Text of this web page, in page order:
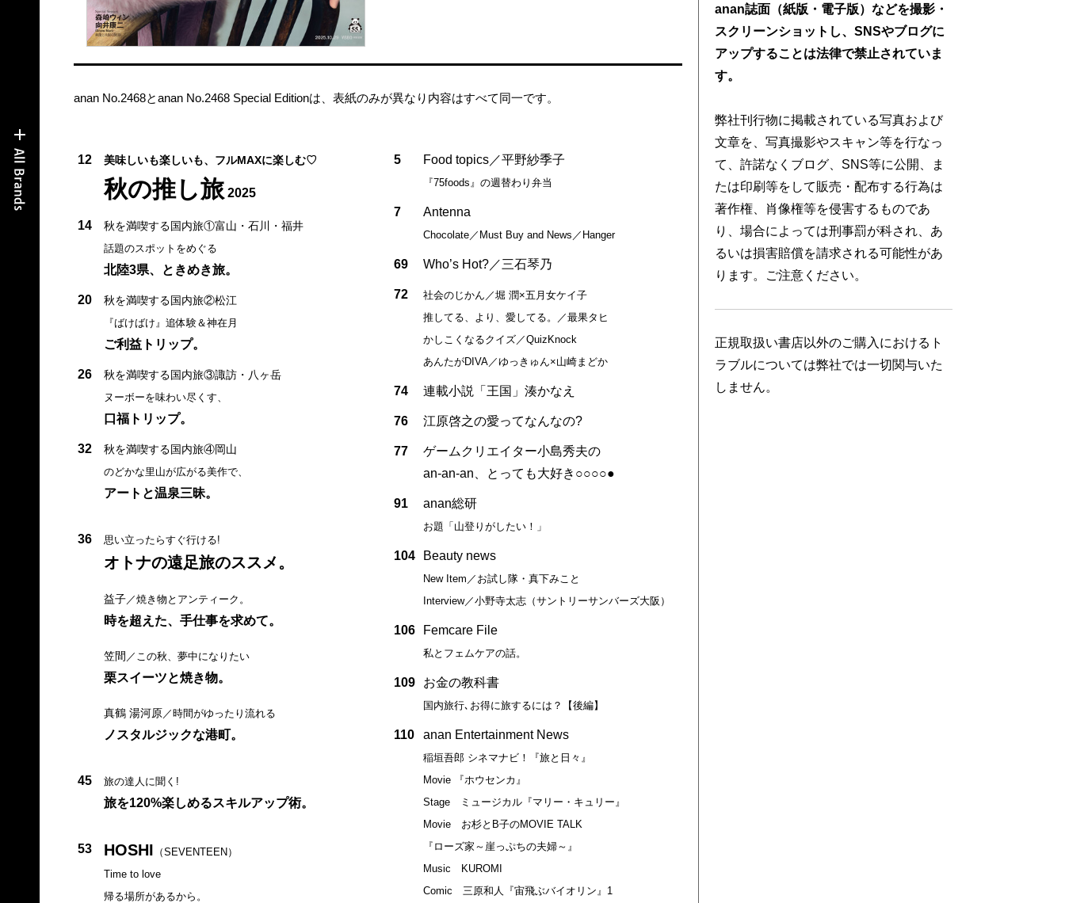
anan No.2468とanan No.2468 Special Editionは、表紙のみが異なり内容はすべて同一です。
12 美味しいも楽しいも、フルMAXに楽しむ♡
秋の推し旅 2025
14 秋を満喫する国内旅①富山・石川・福井
話題のスポットをめぐる
北陸3県、ときめき旅。
20 秋を満喫する国内旅②松江
『ばけばけ』追体験＆神在月
ご利益トリップ。
26 秋を満喫する国内旅③諏訪・八ヶ岳
ヌーボーを味わい尽くす、
口福トリップ。
32 秋を満喫する国内旅④岡山
のどかな里山が広がる美作で、
アートと温泉三昧。
36 思い立ったらすぐ行ける!
オトナの遠足旅のススメ。
益子／焼き物とアンティーク。
時を超えた、手仕事を求めて。
笠間 ／この秋、夢中になりたい
栗スイーツと焼き物。
真鶴 湯河原／時間がゆったり流れる
ノスタルジックな港町。
45 旅の達人に聞く!
旅を120%楽しめるスキルアップ術。
53 HOSHI （SEVENTEEN）
Time to love
帰る場所があるから。
5 Food topics／平野紗季子
『75foods』の週替わり弁当
7 Antenna
Chocolate／Must Buy and News／Hanger
69 Who’s Hot?／三石琴乃
72
社会のじかん／堀 潤×五月女ケイ子
推してる、より、愛してる。／最果タヒ
かしこくなるクイズ／QuizKnock
あんたがDIVA／ゆっきゅん×山崎まどか
74 連載小説「王国」湊かなえ
76 江原啓之の愛ってなんなの?
77
ゲームクリエイター小島秀夫の
an-an-an、とっても大好き○○○○●
91 anan総研
お題「山登りがしたい！」
104 Beauty news
New Item／お試し隊・真下みこと
Interview／小野寺太志（サントリーサンバーズ大阪）
106 Femcare File
私とフェムケアの話。
109 お金の教科書
国内旅行､お得に旅するには？【後編】
110 anan Entertainment News
稲垣吾郎 シネマナビ！『旅と日々』
Movie 『ホウセンカ』
Stage ミュージカル『マリー・キュリー』
Movie お杉とB子のMOVIE TALK
『ローズ家～崖っぷちの夫婦～』
Music KUROMI
Comic 三原和人『宙飛ぶバイオリン』1
anan誌面（紙版・電子版）などを撮影・
スクリーンショットし、SNSやブログに
アップすることは法律で禁止されていま
す。
弊社刊行物に掲載されている写真および
文章を、写真撮影やスキャン等を行なっ
て、許諾なくブログ、SNS等に公開、ま
たは印刷等をして販売・配布する行為は
著作権、肖像権等を侵害するものであ
り、場合によっては刑事罰が科され、あ
るいは損害賠償を請求される可能性があ
ります。ご注意ください。
正規取扱い書店以外のご購入におけるト
ラブルについては弊社では一切関与いた
しません。